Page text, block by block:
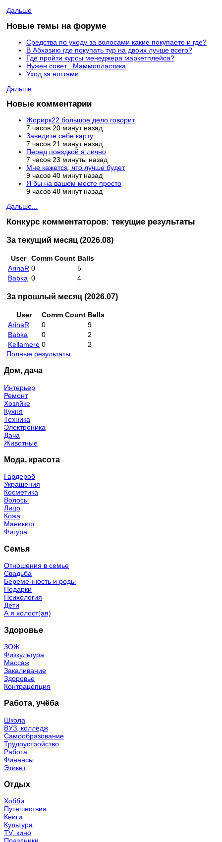
Дальше
Новые темы на форуме
Средства по уходу за волосами какие покупаете и где?
В Абхазию где покупать тур на двоих лучше всего?
Где пройти курсы менеджера маркетплейса?
Нужен совет . Маммопластика
Уход за ногтями
Дальше
Новые комментарии
Жорирк22 большое дело говорит
7 часов 20 минут назад
Заведите себе карту
7 часов 21 минут назад
Перед поездкой я лично
7 часов 23 минуты назад
Мне кажется, что лучше будет
9 часов 40 минут назад
Я бы на вашем месте просто
9 часов 48 минут назад
Дальше...
Конкурс комментаторов: текущие результаты
За текущий месяц (2026.08)
User Comm Count Balls
ArinaR 0
5
Babka 0 4
За прошлый месяц (2026.07)
User Comm Count Balls
ArinaR
0
9
Babka
0
2
Kellamere 0
2
Полные результаты
Дом, дача
Интерьер
Ремонт
Хозяйке
Кухня
Техника
Электроника
Дача
Животные
Мода, красота
Гардероб
Украшения
Косметика
Волосы
Лицо
Кожа
Маникюр
Фигура
Семья
Отношения в семье
Свадьба
Беременность и роды
Подарки
Психология
Дети
А я холост(ая)
Здоровье
ЗОЖ
Физкультура
Массаж
Закаливание
Здоровье
Контрацепция
Работа, учёба
Школа
ВУЗ, колледж
Самообразование
Трудоустройство
Работа
Финансы
Этикет
Отдых
Хобби
Путешествия
Книги
Культура
TV, кино